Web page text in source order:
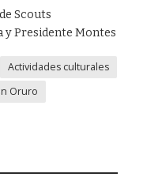
Scouts
Montes
Actividades culturales
Oruro